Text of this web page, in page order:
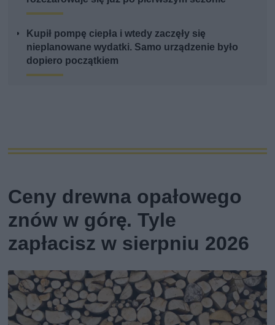
Kupił pompę ciepła i wtedy zaczęły się
nieplanowane wydatki. Samo urządzenie było
dopiero początkiem
Ceny drewna opałowego
znów w górę. Tyle
zapłacisz w sierpniu 2026